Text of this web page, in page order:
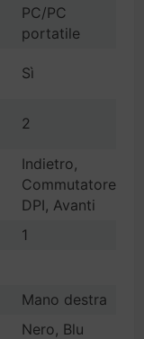
PC/PC
portatile
Sì
2
Indietro,
Commutatore
DPI, Avanti
1
Mano destra
Nero, Blu